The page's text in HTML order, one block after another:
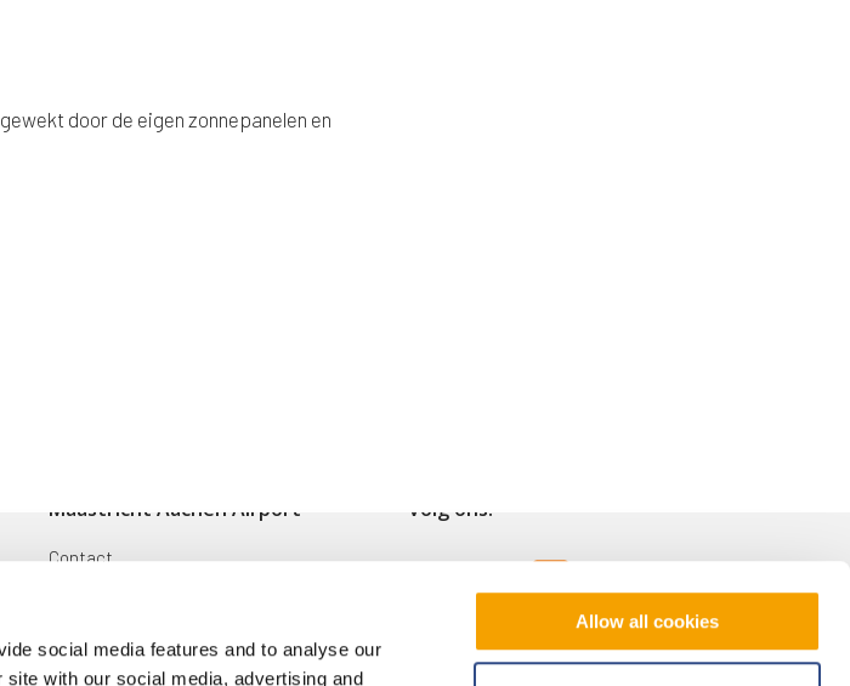
social media features and to analyse our
with our social media, advertising and
Allow all cookies
door de eigen zonnepanelen en
Maastricht Aachen Airport
Contact
Voorwaarden en reglementen
Volg ons!